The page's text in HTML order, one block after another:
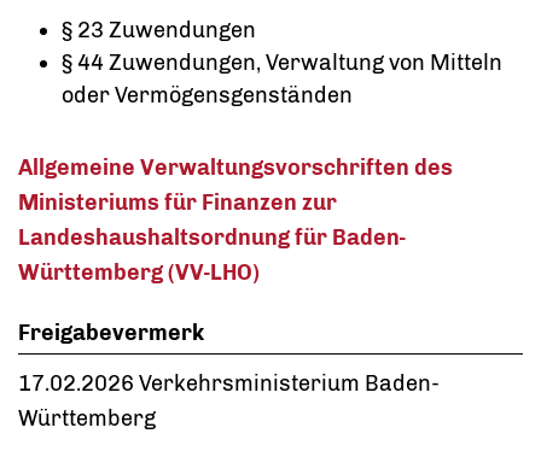
§ 23 Zuwendungen
§ 44 Zuwendungen, Verwaltung von Mitteln
oder Vermögensgenständen
Allgemeine Verwaltungsvorschriften des
Ministeriums für Finanzen zur
Landeshaushaltsordnung für Baden-
Württemberg (VV-LHO)
Freigabevermerk
17.02.2026 Verkehrsministerium Baden-
Württemberg